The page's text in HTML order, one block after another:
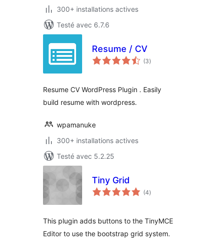
300+ installations actives
Testé avec 6.7.6
Resume / CV
(3notes
en
)
Resume CV WordPress Plugin . Easily
build resume with wordpress.
wpamanuke
300+ installations actives
Testé avec 5.2.25
Tiny Grid
(4notes
en
)
This plugin adds buttons to the TinyMCE
Editor to use the bootstrap grid system.